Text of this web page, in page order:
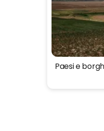
Paesi e